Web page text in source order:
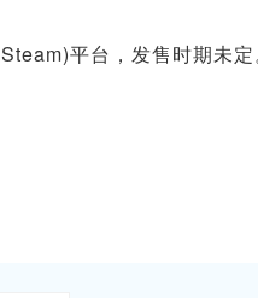
平台，发售时期未定